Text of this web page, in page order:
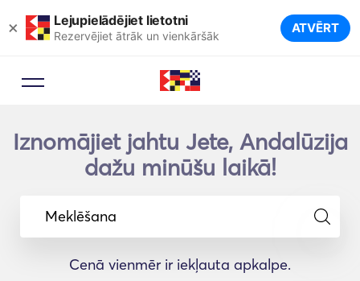
× Lejupielādējiet lietotni
Rezervējiet ātrāk un vienkāršāk ATVĒRT
Iznomājiet jahtu Jete, Andalūzija
dažu minūšu laikā!
Meklēšana
Cenā vienmēr ir iekļauta apkalpe.